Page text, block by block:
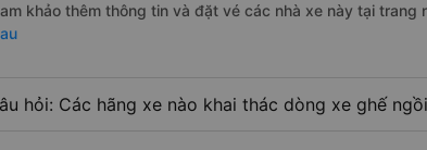
khảo thêm thông tin và đặt vé các nhà xe này tại trang
hỏi: Các hãng xe nào khai thác dòng xe ghế